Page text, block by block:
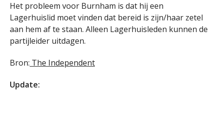
Het probleem voor Burnham is dat hij een
Lagerhuislid moet vinden dat bereid is zijn/haar zetel
aan hem af te staan. Alleen Lagerhuisleden kunnen de
partijleider uitdagen.
Bron: The Independent
Update: